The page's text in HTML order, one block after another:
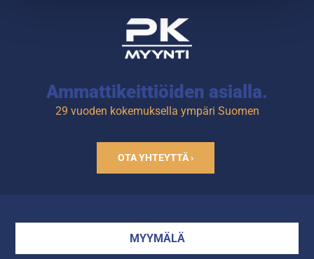
Ammattikeittiöiden asialla.
29 vuoden kokemuksella ympäri Suomen
OTA YHTEYTTÄ ›
MYYMÄLÄ